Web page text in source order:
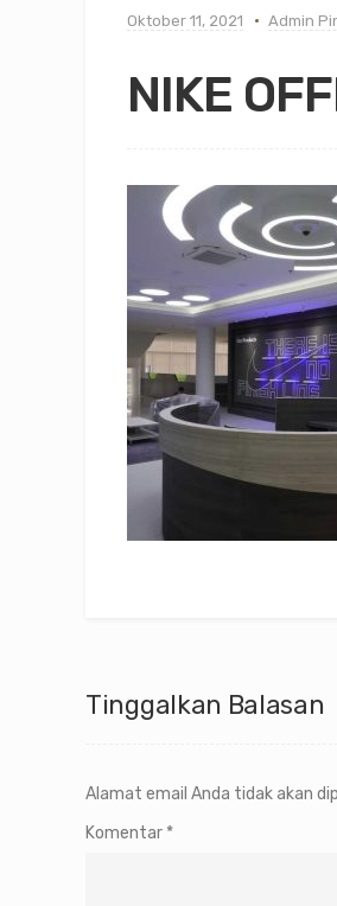
Oktober 11, 2021 Admin
NIKE
Tinggalkan Balasan
Alamat email Anda tidak akan
Komentar *